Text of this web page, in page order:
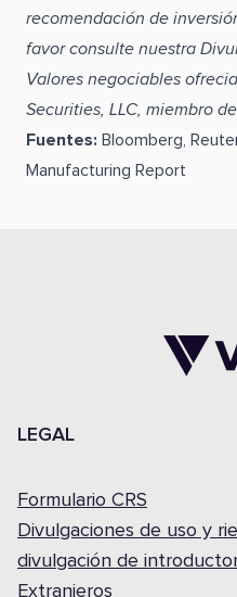
recomendación de
favor consulte nuestra
Valores negociables
Securities, LLC, miembro
Fuentes: Bloomberg,
Manufacturing Report
LEGAL
Formulario CRS
Divulgaciones de uso y
divulgación de
Extranjeros